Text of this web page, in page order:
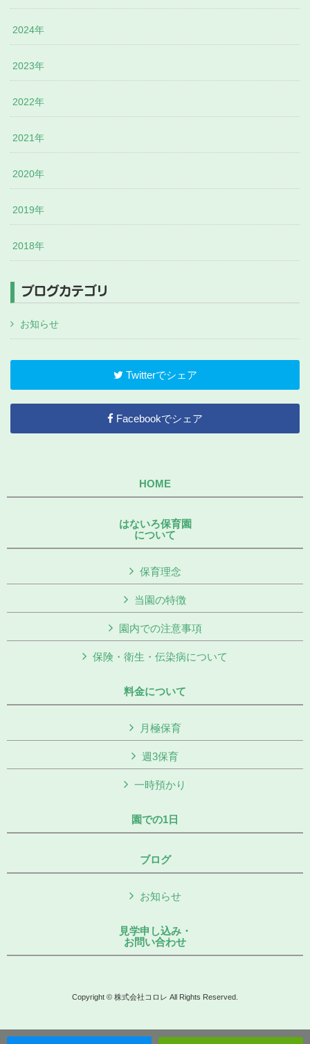
2024年
2023年
2022年
2021年
2020年
2019年
2018年
ブログカテゴリ
お知らせ
Twitterでシェア
Facebookでシェア
HOME
はないろ保育園
について
保育理念
当園の特徴
園内での注意事項
保険・衛生・伝染病について
料金について
月極保育
週3保育
一時預かり
園での1日
ブログ
お知らせ
見学申し込み・
お問い合わせ
Copyright © 株式会社コロレ All Rights Reserved.